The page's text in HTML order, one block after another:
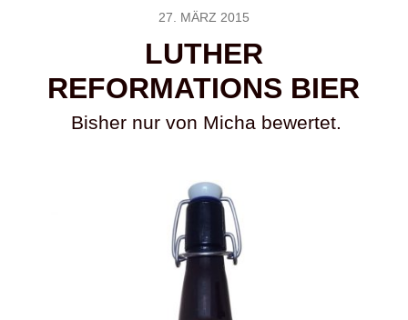
27. MÄRZ 2015
LUTHER
REFORMATIONS BIER
Bisher nur von Micha bewertet.